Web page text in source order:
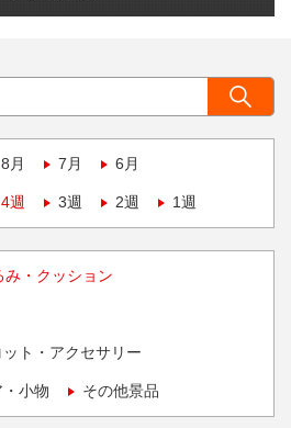
8月 7月 6月
4週 3週 2週 1週
み・クッション
ト・アクセサリー
小物 その他景品